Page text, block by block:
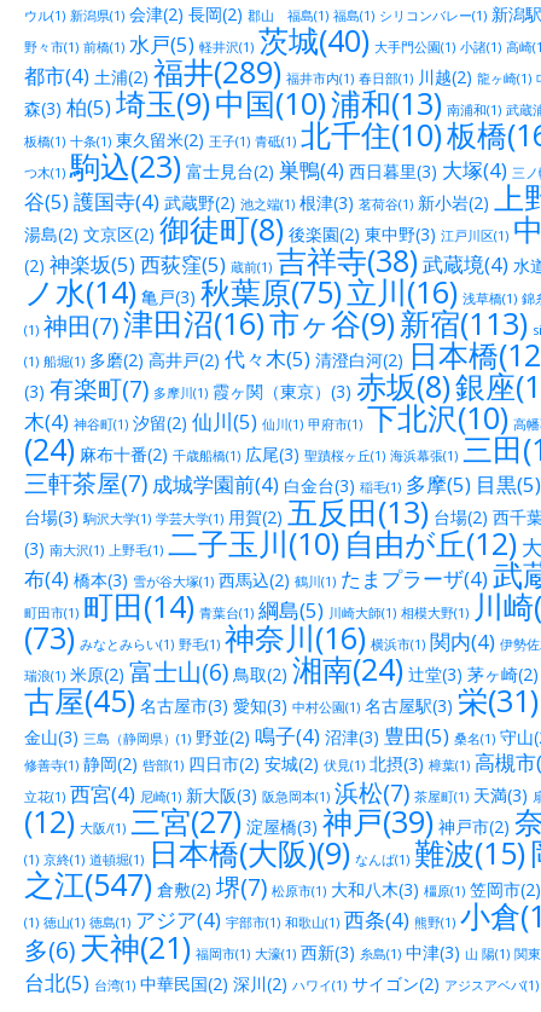
ウル(1) 新潟県(1) 会津(2) 長岡(2) 郡山 福島(1) 福島(1) シリコンバレー(1) 新潟
野々市(1) 前橋(1) 水戸(5) 軽井沢(1) 茨城(40) 大手門公園(1) 小諸(1) 高崎
都市(4) 土浦(2) 福井(289) 福井市内(1) 春日部(1) 川越(2) 龍ヶ崎(1)
森(3) 柏(5)埼玉(9)中国(10)浦和(13) 南浦和(1) 武蔵
板橋(1) 十条(1) 東久留米(2) 王子(1) 青砥(1) 北千住(10)板橋
つ木(1) 駒込(23) 富士見台(2) 巣鴨(4) 西日暮里(3) 大塚(4) 三ノ
谷(5)護国寺(4) 武蔵野(2) 池之端(1) 根津(3) 茗荷谷(1) 新小岩(2) 上
湯島(2) 文京区(2) 御徒町(8) 後楽園(2) 東中野(3) 江戸川区(1)
(2) 神楽坂(5)西荻窪(5) 蔵前(1) 吉祥寺(38)武蔵境(4) 水
ノ水(14) 亀戸(3) 秋葉原(75)立川(16) 浅草橋(1) 錦
(1) 神田(7)津田沼(16)市ヶ谷(9)新宿(113)
(1) 船堀(1) 多磨(2) 高井戸(2) 代々木(5) 清澄白河(2) 日本橋
(3) 有楽町(7) 多摩川(1) 霞ヶ関（東京）(3) 赤坂(8)銀座
木(4) 神谷町(1) 汐留(2) 仙川(5) 仙川(1) 甲府市(1) 下北沢(10) 高
(24) 麻布十番(2) 千歳船橋(1) 広尾(3) 聖蹟桜ヶ丘(1) 海浜幕張(1) 三田
三軒茶屋(7) 成城学園前(4) 白金台(3) 稲毛(1) 多摩(5) 目黒(5)
台場(3) 駒沢大学(1) 学芸大学(1) 用賀(2) 五反田(13) 台場(2) 西千
(3) 南大沢(1) 上野毛(1) 二子玉川(10) 自由が丘(12)
布(4) 橋本(3) 雪が谷大塚(1) 西馬込(2) 鶴川(1) たまプラーザ(4)武
町田市(1) 町田(14) 青葉台(1) 綱島(5) 川崎大師(1) 相模大野(1) 川
(73) みなとみらい(1) 野毛(1) 神奈川(16) 横浜市(1) 関内(4) 伊勢
瑞浪(1) 米原(2) 富士山(6) 鳥取(2) 湘南(24) 辻堂(3) 茅ヶ崎(2)
古屋(45) 名古屋市(3) 愛知(3) 中村公園(1) 名古屋駅(3) 栄(31)
金山(3) 三島（静岡県）(1) 野並(2) 鳴子(4) 沼津(3) 豊田(5) 桑名(1) 守山
修善寺(1) 静岡(2) 呰部(1) 四日市(2) 安城(2) 伏見(1) 北摂(3) 樟葉(1) 高槻市
立花(1) 西宮(4) 尼崎(1) 新大阪(3) 阪急岡本(1) 浜松(7) 茶屋町(1) 天満(3)
(12) 大阪/(1) 三宮(27) 淀屋橋(3) 神戸(39) 神戸市(2)
(1) 京終(1) 道頓堀(1) 日本橋(大阪)(9) なんば(1) 難波(15)
之江(547) 倉敷(2) 堺(7) 松原市(1) 大和八木(3) 橿原(1) 笠岡市(2)
(1) 徳山(1) 徳島(1) アジア(4) 宇部市(1) 和歌山(1) 西条(4) 熊野(1) 小倉
多(6) 天神(21) 福岡市(1) 大濠(1) 西新(3) 糸島(1) 中津(3) 山 陽(1) 関
台北(5) 台湾(1) 中華民国(2) 深川(2) ハワイ(1) サイゴン(2) アジスアベバ(1)